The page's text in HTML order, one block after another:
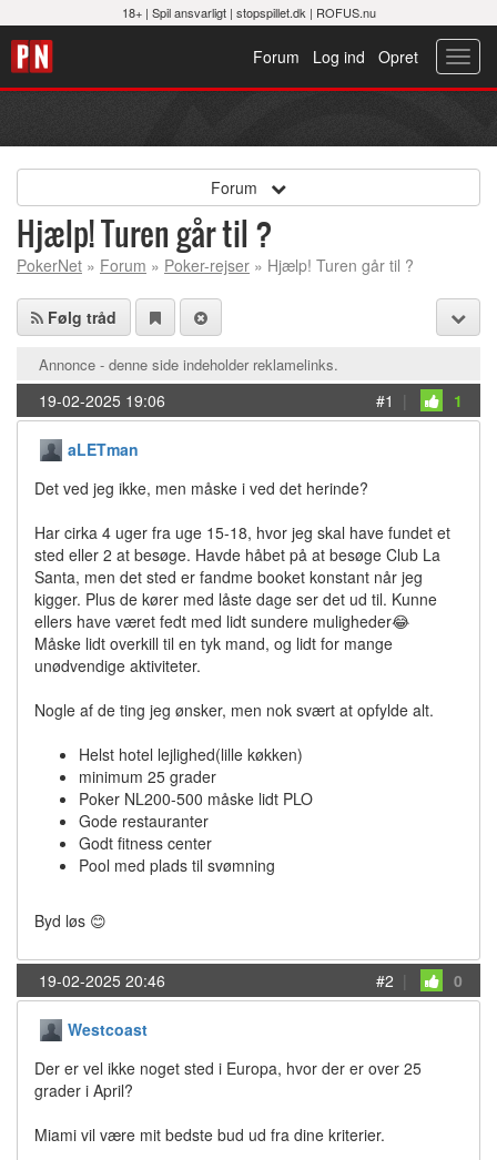
18+ | Spil ansvarligt| stopspillet.dk | ROFUS.nu
Opret
Log ind
Forum
Forum
Hjælp! Turen går til ?
PokerNet » Forum » Poker-rejser » Hjælp! Turen går til ?
Følg tråd
Annonce - denne side indeholder reklamelinks.
19-02-2025 19:06 #1 | 1
aLETman
Det ved jeg ikke, men måske i ved det herinde?
Har cirka 4 uger fra uge 15-18, hvor jeg skal have fundet et
sted eller 2 at besøge. Havde håbet på at besøge Club La
Santa, men det sted er fandme booket konstant når jeg
kigger. Plus de kører med låste dage ser det ud til. Kunne
ellers have været fedt med lidt sundere muligheder😂
Måske lidt overkill til en tyk mand, og lidt for mange
unødvendige aktiviteter.
Nogle af de ting jeg ønsker, men nok svært at opfylde alt.
Helst hotel lejlighed(lille køkken)
minimum 25 grader
Poker NL200-500 måske lidt PLO
Gode restauranter
Godt fitness center
Pool med plads til svømning
Byd løs 😊
19-02-2025 20:46 #2 | 0
Westcoast
Der er vel ikke noget sted i Europa, hvor der er over 25
grader i April?
Miami vil være mit bedste bud ud fra dine kriterier.